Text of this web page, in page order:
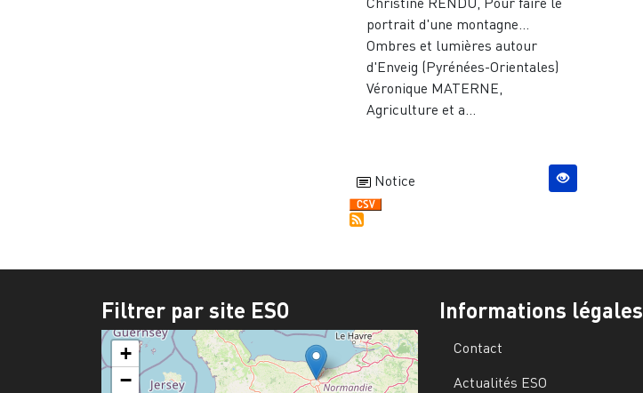
portrait d'une montagne...
Ombres et lumières autour
d'Enveig (Pyrénées-Orientales)
Véronique MATERNE,
Agriculture et a...
Notice
Filtrer par site ESO
+
−
Informations légales
Contact
Actualités ESO